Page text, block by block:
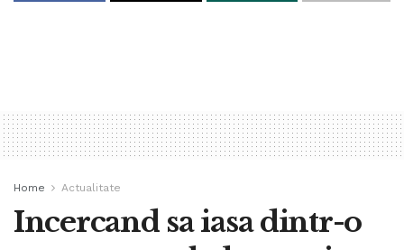
Home Actualitate
Incercand sa iasa dintr-o